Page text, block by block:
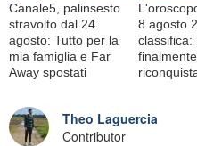
Canale5, palinsesto
stravolto dal 24
agosto: Tutto per la
mia famiglia e Far
Away spostati
8 agosto
classifica:
finalmente
Theo Laguercia
Contributor